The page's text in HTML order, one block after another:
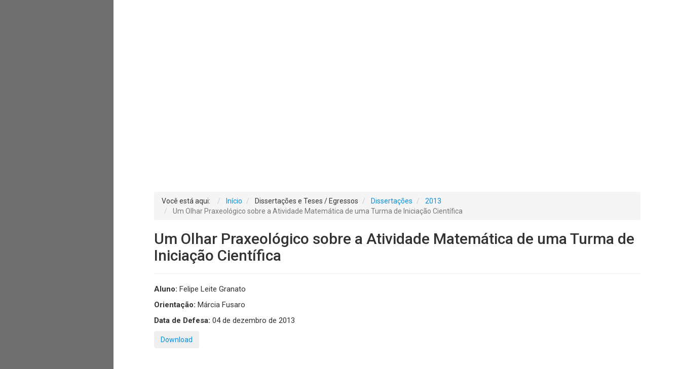
Você está aqui: Início Dissertações e Teses / Egressos Dissertações
2013
Um Olhar Praxeológico sobre a Atividade Matemática de uma Turma de Iniciação Científica
Um Olhar Praxeológico sobre a Atividade Matemática de uma Turma de
Iniciação Científica
Aluno: Felipe Leite Granato
Orientação: Márcia Fusaro
Data de Defesa: 04 de dezembro de 2013
Download